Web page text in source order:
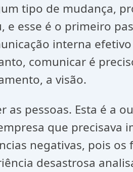
tipo de mudança,
e esse é o primeiro
interna
comunicar é
a visão.
as pessoas. Esta é a
que precisava
negativas, pois
desastrosa